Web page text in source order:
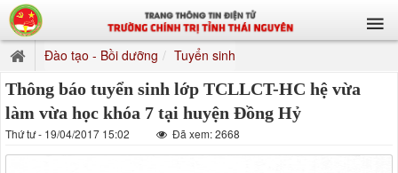
Đào tạo - Bồi dưỡng Tuyển sinh
Thông báo tuyển sinh lớp TCLLCT-HC hệ vừa
làm vừa học khóa 7 tại huyện Đồng Hỷ
Thứ tư - 19/04/2017 15:02 Đã xem: 2668